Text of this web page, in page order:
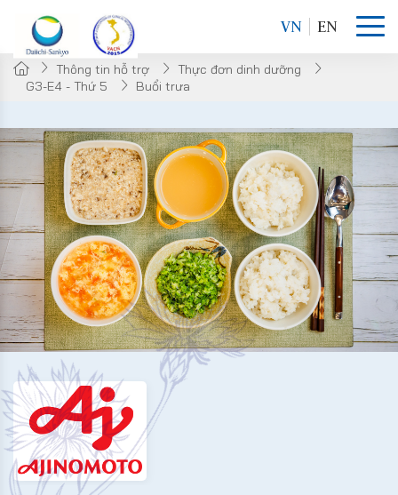
VN EN
Thông tin hỗ trợ
Thực đơn dinh dưỡng
G3-E4 - Thứ 5
Buổi trưa